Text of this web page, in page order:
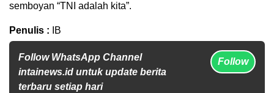
semboyan “TNI adalah kita”.
Penulis : IB
Follow WhatsApp Channel
intainews.id untuk update berita
terbaru setiap hari
Follow